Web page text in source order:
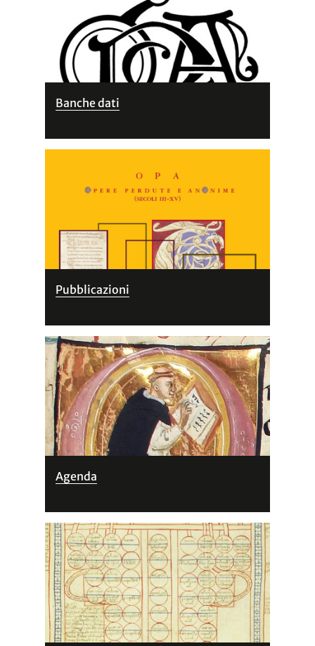
Banche dati
Pubblicazioni
Agenda